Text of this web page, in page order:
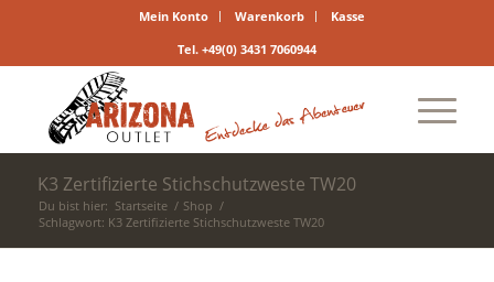
Mein Konto Warenkorb
Kasse
Tel. +49(0) 3431 7060944
K3 Zertifizierte Stichschutzweste TW20
Du bist hier: Startseite / Shop /
Schlagwort: K3 Zertifizierte Stichschutzweste TW20